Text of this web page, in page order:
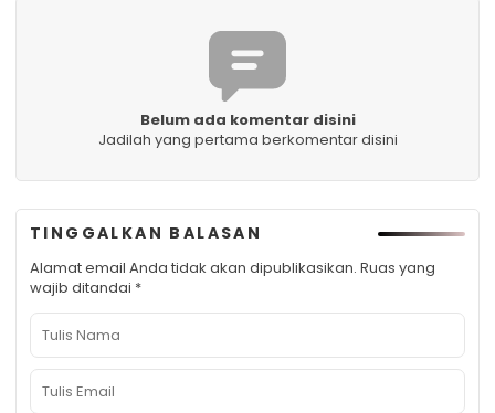
Belum ada komentar disini
Jadilah yang pertama berkomentar disini
TINGGALKAN BALASAN
Alamat email Anda tidak akan dipublikasikan. Ruas yang
wajib ditandai *